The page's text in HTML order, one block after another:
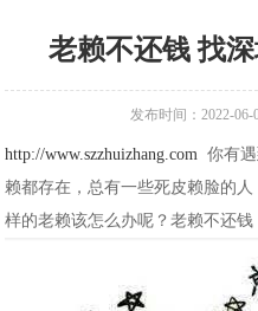
老赖不还钱 找
发布时间：2022-06-
http://www.szzhuizhang.com 你有
赖都存在，总有一些死皮赖脸的
样的老赖该怎么办呢？老赖不还钱